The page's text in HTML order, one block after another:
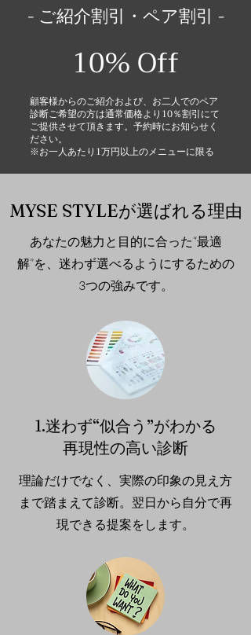
- ご紹介割引・ペア割引 -
10% Off
顧客様からのご紹介および、お二人でのペア
診断ご希望の方は通常価格より10％割引にて
ご提供させて頂きます。予約時にお知らせく
ださい。
※お一人あたり1万円以上のメニューに限る
MYSE STYLEが選ばれる理由
あなたの魅力と目的に合った“最適
解”を、迷わず選べるようにするための
3つの強みです。
1.迷わず“似合う”がわかる
再現性の高い診断
理論だけでなく、実際の印象の見え方
まで踏まえて診断。翌日から自分で再
現できる提案をします。